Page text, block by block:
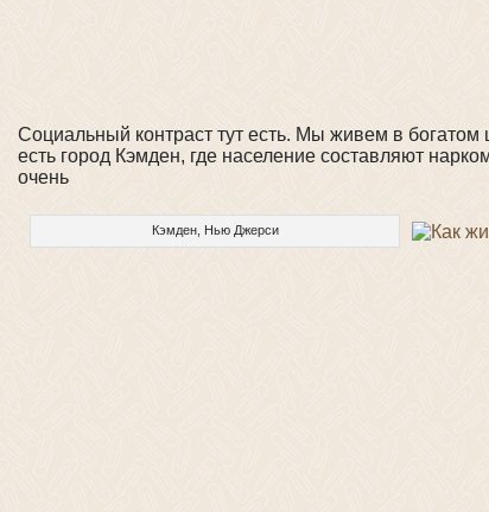
Социальный контраст тут есть. Мы живем в
есть город Кэмден, где население составляют
очень
Кэмден, Нью Джерси